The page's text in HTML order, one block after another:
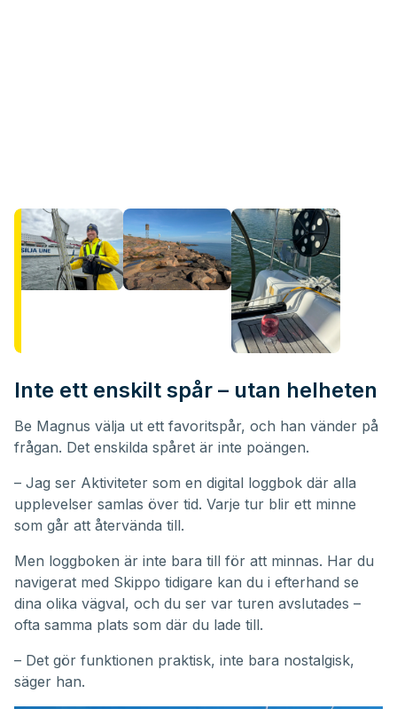
Inte ett enskilt spår – utan helheten
Be Magnus välja ut ett favoritspår, och han vänder på
frågan. Det enskilda spåret är inte poängen.
– Jag ser Aktiviteter som en digital loggbok där alla
upplevelser samlas över tid. Varje tur blir ett minne
som går att återvända till.
Men loggboken är inte bara till för att minnas. Har du
navigerat med Skippo tidigare kan du i efterhand se
dina olika vägval, och du ser var turen avslutades –
ofta samma plats som där du lade till.
– Det gör funktionen praktisk, inte bara nostalgisk,
säger han.